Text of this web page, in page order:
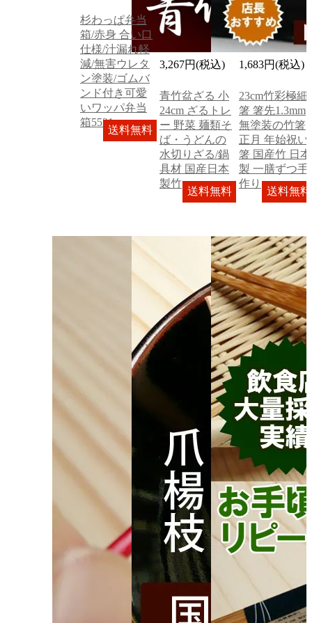
杉わっぱ弁当
箱/赤身 合い口
仕様/汁漏れ軽
減/無害ウレタ
ン塗装/ゴムバ
ンド付き可愛
いワッパ弁当
箱5521
送料無料
3,267円(税込)
青竹盆ざる 小
24cm ざるトレ
ー 野菜 麺類そ
ば・うどんの
水切りざる/鍋
具材 国産日本
製竹
送料無料
1,683円(税込)
23cm竹彩極細
箸 箸先1.3mm
無塗装の竹箸
正月 年始祝い
箸 国産竹 日本
製 一膳ずつ手
作り
送料無料